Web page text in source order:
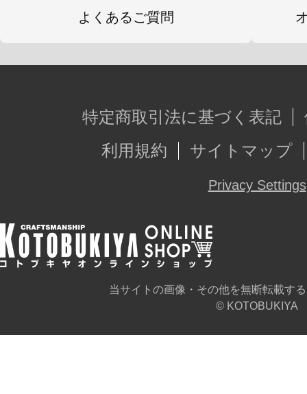
よくあるご質問
特定商取引法に基づく表記
利用規約
サイトマップ
Privacy Settings
当サイトの画像・その他を無断転載す
© KOTOBUKIYA